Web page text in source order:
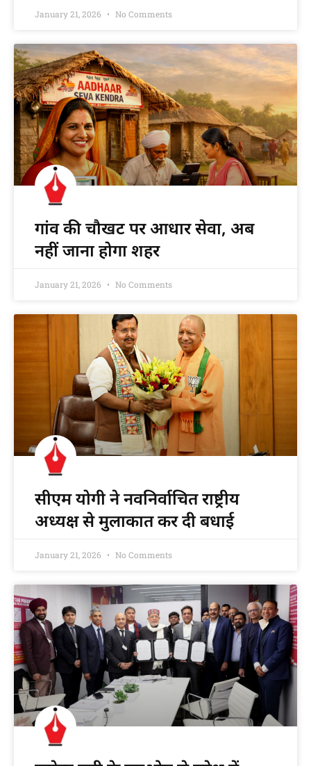
January 21, 2026 No Comments
गांव की चौखट पर आधार सेवा, अब
नहीं जाना होगा शहर
January 21, 2026 No Comments
सीएम योगी ने नवनिर्वाचित राष्ट्रीय
अध्यक्ष से मुलाकात कर दी बधाई
January 21, 2026 No Comments